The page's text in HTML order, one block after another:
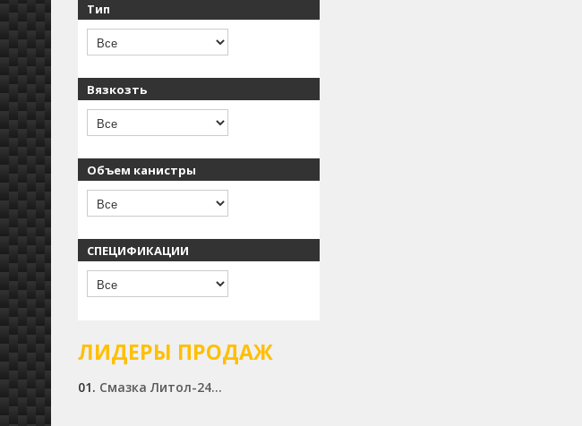
Тип
Вязкозть
Объем канистры
СПЕЦИФИКАЦИИ
ЛИДЕРЫ ПРОДАЖ
01. Смазка Литол-24...